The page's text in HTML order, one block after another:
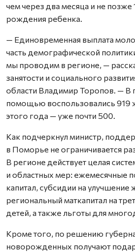
чем через два месяца и не позже
рождения ребенка.
— Единовременная выплата
часть демографической
мы проводим в регионе, —
занятости и социального
области Владимир Торопов. —
помощью воспользовались 919
этого года — уже почти 500.
Как подчеркнул министр,
в Поморье не ограничивается
В регионе действует целая
и областных мер: ежемесячные
капитал, субсидии на
региональный маткапитал на
детей, а также льготы для
Кроме того, по решению
новорожденных получают